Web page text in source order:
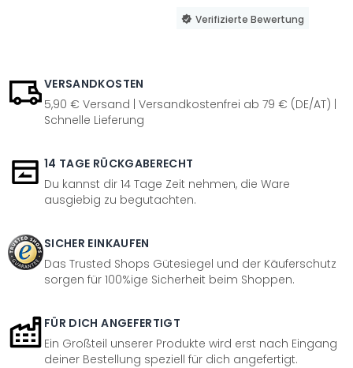
Verifizierte Bewertung
VERSANDKOSTEN
5,90 € Versand | Versandkostenfrei ab 79 € (DE/AT) |
Schnelle Lieferung
14 TAGE RÜCKGABERECHT
Du kannst dir 14 Tage Zeit nehmen, die Ware
ausgiebig zu begutachten.
SICHER EINKAUFEN
Das Trusted Shops Gütesiegel und der Käuferschutz
sorgen für 100%ige Sicherheit beim Shoppen.
FÜR DICH ANGEFERTIGT
Ein Großteil unserer Produkte wird erst nach Eingang
deiner Bestellung speziell für dich angefertigt.